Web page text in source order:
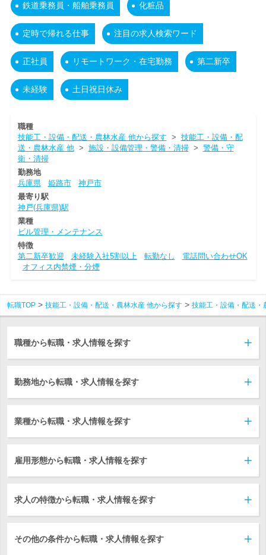
鉄道乗務員・船舶乗務員 化粧品
定時で帰れる仕事 注目の求人検索ワード
正社員 リモートワーク・在宅勤務 第二新卒
未経験 土日祝日休み
職種
技能工・設備・配送・農林水産 他から探す > 技能工・設備・配
送・農林水産 他> 施設・設備管理・警備・清掃> 警備・守
衛・清掃
勤務地
兵庫県
姫路市
神戸市
最寄り駅
神戸(兵庫県)駅
業種
ビル管理・メンテナンス
特徴
第二新卒歓迎
未経験入社5割以上 転勤なし
電話問い合わせOK
オフィス内禁煙・分煙
転職TOP 技能工・設備・配送・農林水産 他から探す 技能工・設備・配送・
職種から転職・求人情報を探す
勤務地から転職・求人情報を探す
業種から転職・求人情報を探す
雇用形態から転職・求人情報を探す
求人の特徴から転職・求人情報を探す
その他の条件から転職・求人情報を探す